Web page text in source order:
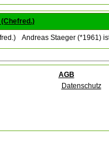
Andreas Staeger (*1961)
AGB
Datenschutz